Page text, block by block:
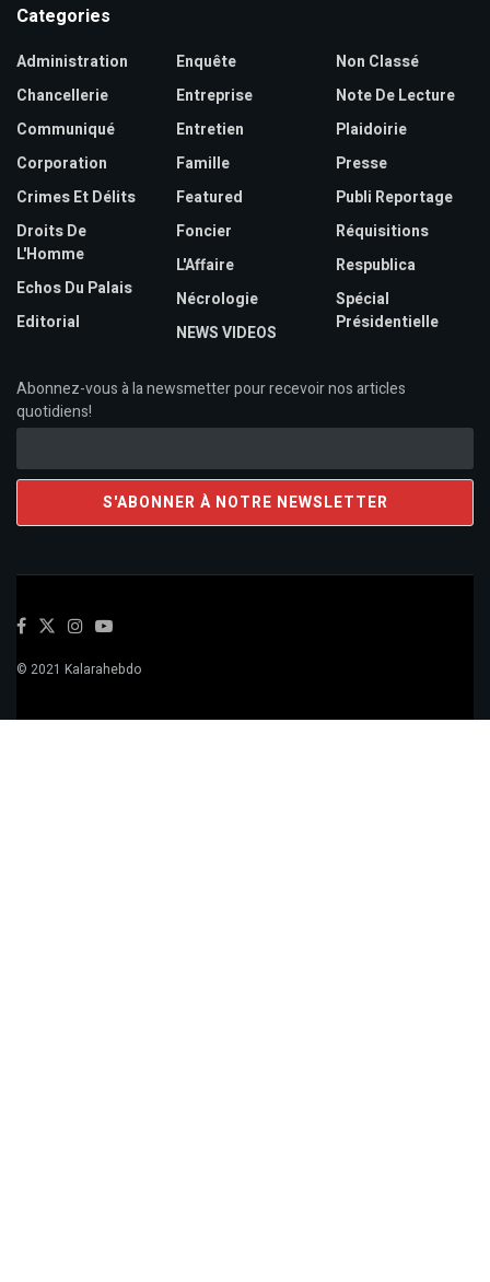
Categories
Administration
Chancellerie
Communiqué
Corporation
Crimes Et Délits
Droits De
L'Homme
Echos Du Palais
Editorial
Enquête
Entreprise
Entretien
Famille
Featured
Foncier
L'Affaire
Nécrologie
NEWS VIDEOS
Non Classé
Note De Lecture
Plaidoirie
Presse
Publi Reportage
Réquisitions
Respublica
Spécial
Présidentielle
Abonnez-vous à la newsmetter pour recevoir nos articles
quotidiens!
© 2021 Kalarahebdo